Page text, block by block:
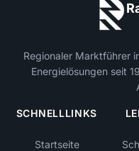
Regionaler Marktführer
Energielösungen seit
SCHNELLLINKS
Startseite